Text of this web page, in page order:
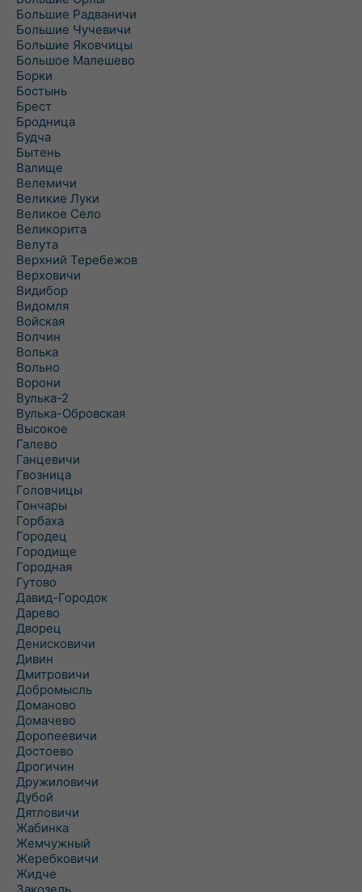
Большие Радваничи
Большие Чучевичи
Большие Яковчицы
Большое Малешево
Борки
Бостынь
Брест
Бродница
Будча
Бытень
Валище
Велемичи
Великие Луки
Великое Село
Великорита
Велута
Верхний Теребежов
Верховичи
Видибор
Видомля
Войская
Волчин
Волька
Вольно
Ворони
Вулька-2
Вулька-Обровская
Высокое
Галево
Ганцевичи
Гвозница
Головчицы
Гончары
Горбаха
Городец
Городище
Городная
Гутово
Давид-Городок
Дарево
Дворец
Денисковичи
Дивин
Дмитровичи
Добромысль
Доманово
Домачево
Доропеевичи
Достоево
Дрогичин
Дружиловичи
Дубой
Дятловичи
Жабинка
Жемчужный
Жеребковичи
Жидче